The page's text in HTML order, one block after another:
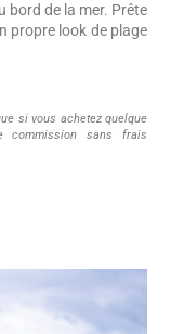
bord de la mer. Prête
propre look de plage
si vous achetez quelque
sans frais